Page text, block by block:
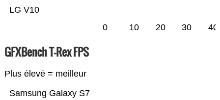
LG V10
0 10 20 30 40
GFXBench T-Rex FPS
Plus élevé = meilleur
Samsung Galaxy S7